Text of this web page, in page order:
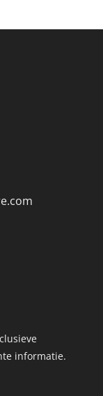
informatie.